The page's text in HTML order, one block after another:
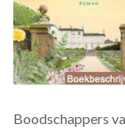
Boodschappers